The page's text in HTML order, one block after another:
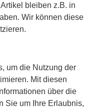
bleiben z.B. in
Wir können diese
um die Nutzung der
Mit diesen
über die
Sie um Ihre Erlaubnis,